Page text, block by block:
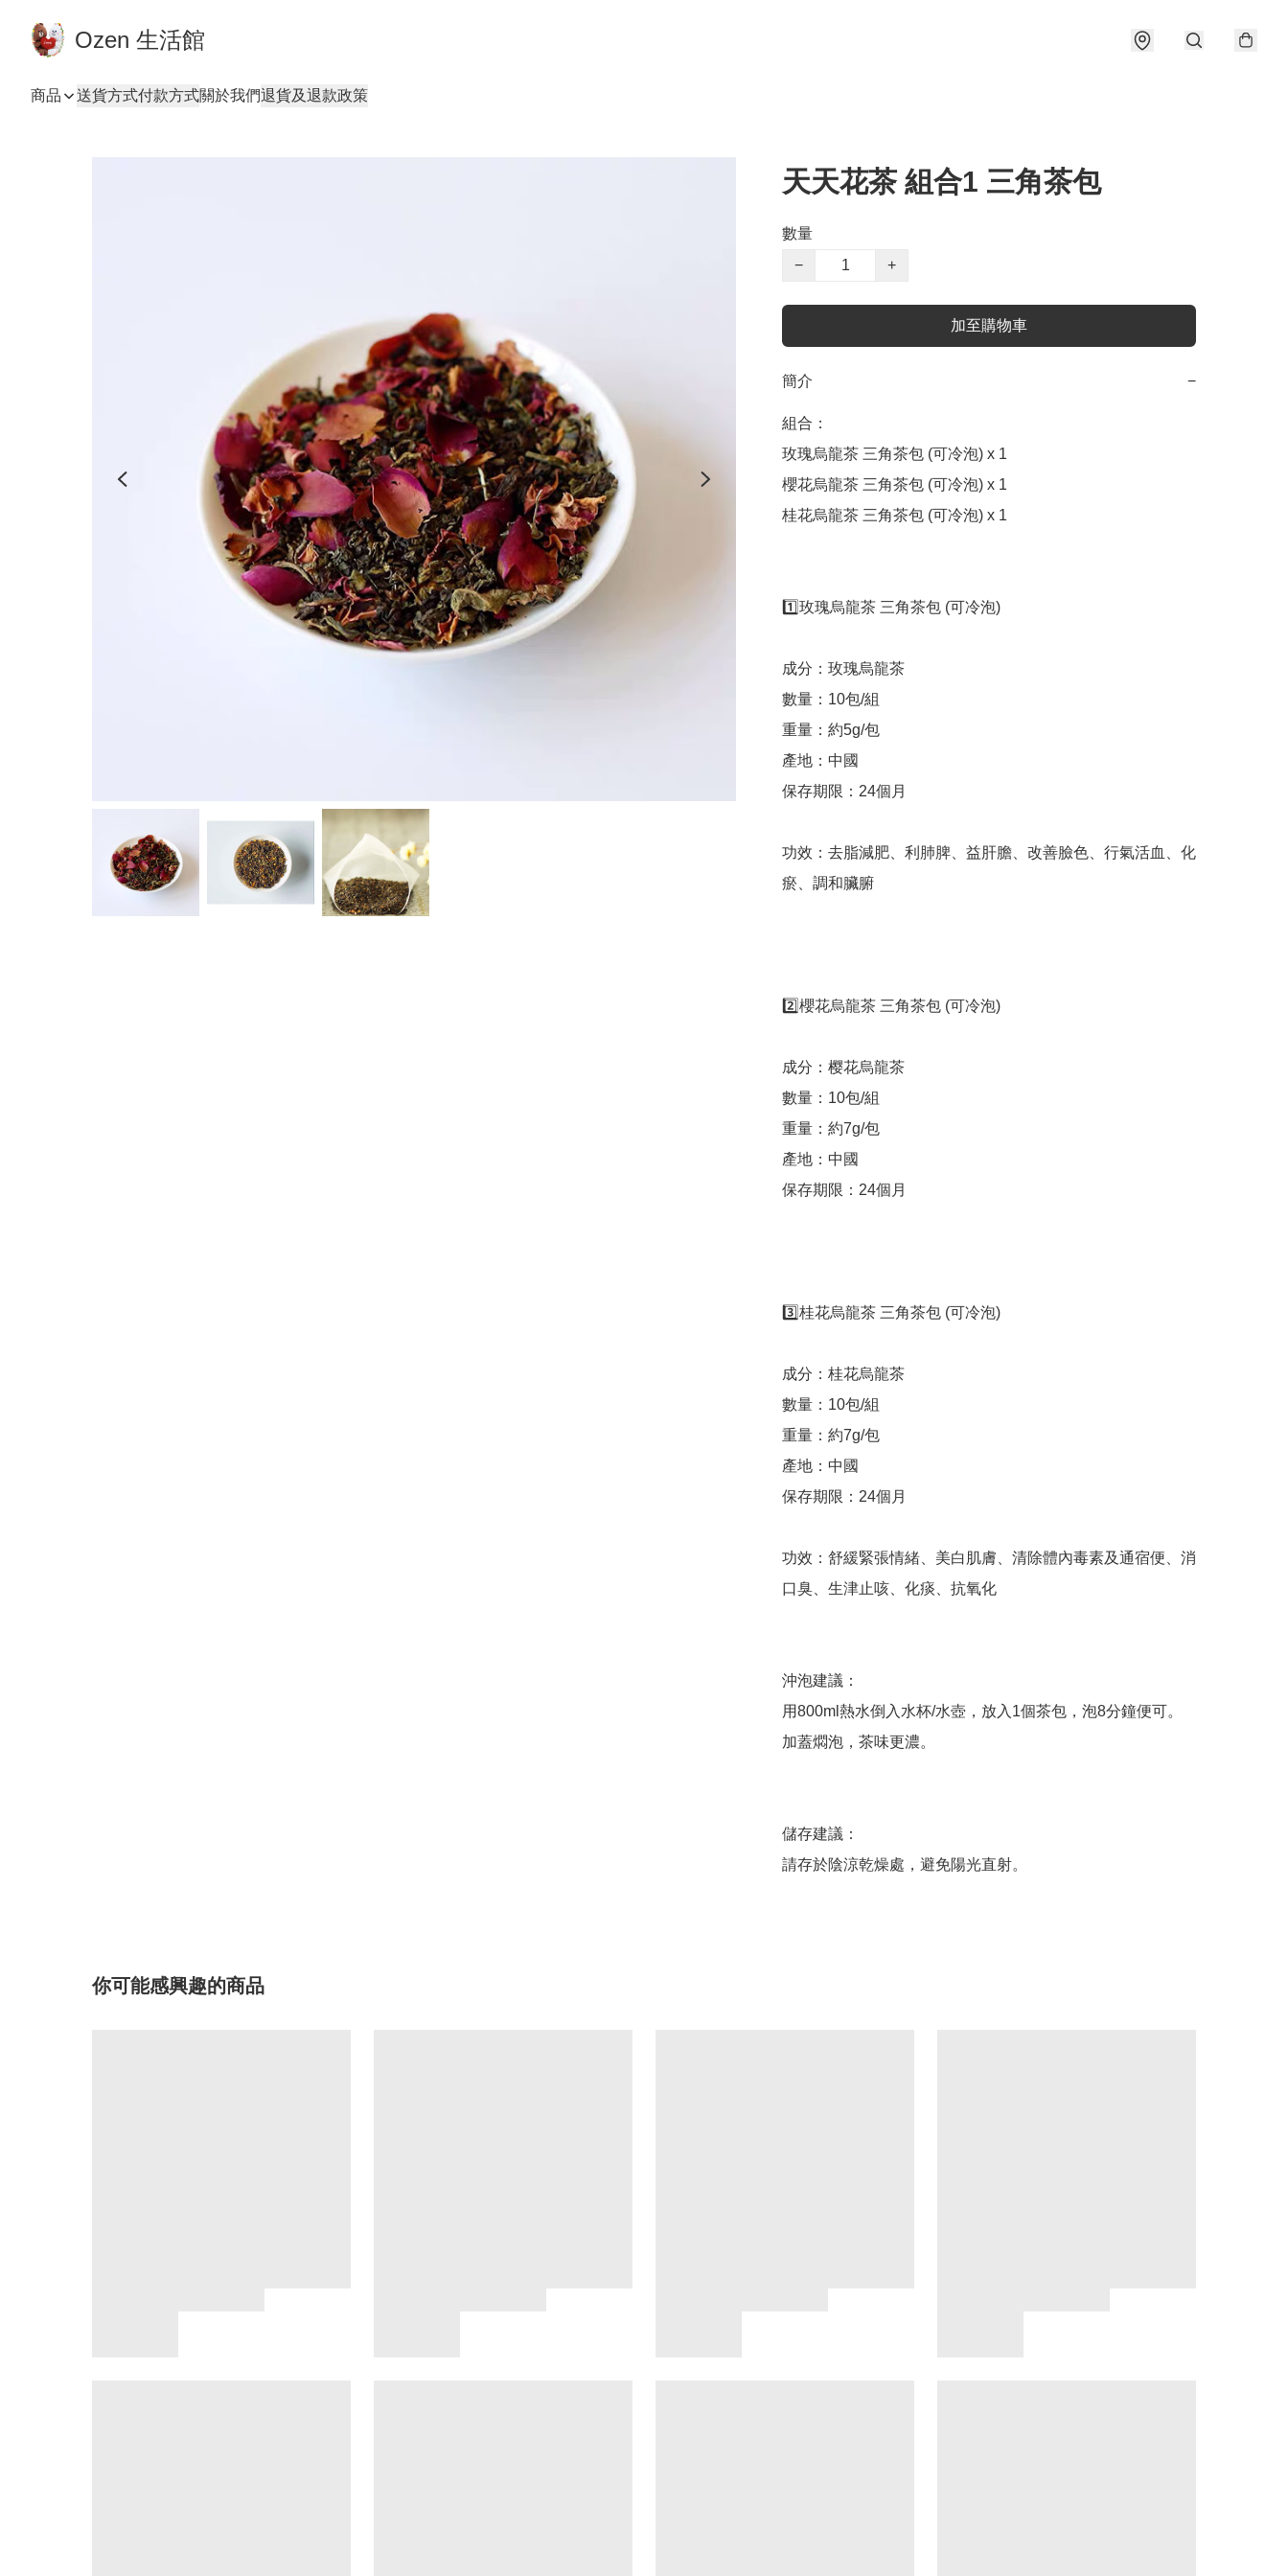
Ozen 生活館
商品 送貨方式付款方式關於我們退貨及退款政策
天天花茶 組合1 三角茶包
數量
−
+
加至購物車
簡介 −
組合：
玫瑰烏龍茶 三角茶包 (可冷泡) x 1
櫻花烏龍茶 三角茶包 (可冷泡) x 1
桂花烏龍茶 三角茶包 (可冷泡) x 1
1️⃣玫瑰烏龍茶 三角茶包 (可冷泡)
成分：玫瑰烏龍茶
數量：10包/組
重量：約5g/包
產地：中國
保存期限：24個月
功效：去脂減肥、利肺脾、益肝膽、改善臉色、行氣活血、化
瘀、調和臟腑
2️⃣櫻花烏龍茶 三角茶包 (可冷泡)
成分：樱花烏龍茶
數量：10包/組
重量：約7g/包
產地：中國
保存期限：24個月
3️⃣桂花烏龍茶 三角茶包 (可冷泡)
成分：桂花烏龍茶
數量：10包/組
重量：約7g/包
產地：中國
保存期限：24個月
功效：舒緩緊張情緒、美白肌膚、清除體內毒素及通宿便、消
口臭、生津止咳、化痰、抗氧化
沖泡建議：
用800ml熱水倒入水杯/水壺，放入1個茶包，泡8分鐘便可。
加蓋燜泡，茶味更濃。
儲存建議：
請存於陰涼乾燥處，避免陽光直射。
你可能感興趣的商品